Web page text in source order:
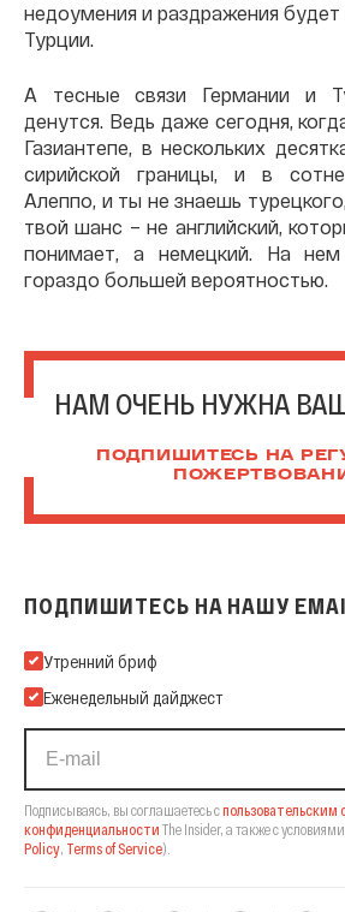
недоумения и раздражения
Турции.
А тесные связи Германии и
денутся. Ведь даже сегодня,
Газиантепе, в нескольких
сирийской границы, и в
Алеппо, и ты не знаешь
твой шанс – не английский,
понимает, а немецкий. На
гораздо большей вероятностью.
НАМ ОЧЕНЬ НУЖНА
ПОДПИШИТЕСЬ НА
ПОДПИШИТЕСЬ НА НАШУ
Подпишитесь на нашу Email-рассылку
Утренний бриф
Еженедельный дайджест
Подписываясь, вы соглашаетесь спользовательским
конфиденциальности The Insider, а также с условиями
Policy, Terms of Service).